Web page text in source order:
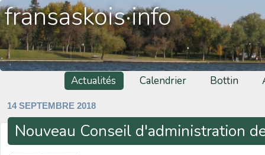
fransaskois·info
Actualités Calendrier Bottin
14 SEPTEMBRE 2018
Nouveau Conseil d'administration